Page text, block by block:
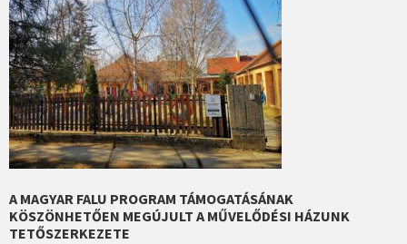
A MAGYAR FALU PROGRAM TÁMOGATÁSÁNAK
KÖSZÖNHETŐEN MEGÚJULT A MŰVELŐDÉSI HÁZUNK
TETŐSZERKEZETE